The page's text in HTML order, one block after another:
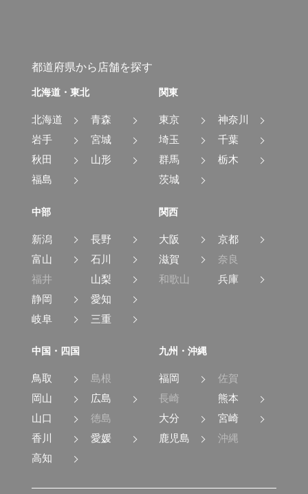
都道府県から店舗を探す
北海道・東北
北海道
青森
岩手
宮城
秋田
山形
福島
関東
東京
神奈川
埼玉
千葉
群馬
栃木
茨城
中部
新潟
長野
富山
石川
福井
山梨
静岡
愛知
岐阜
三重
関西
大阪
京都
滋賀
奈良
和歌山
兵庫
中国・四国
鳥取
島根
岡山
広島
山口
徳島
香川
愛媛
高知
九州・沖縄
福岡
佐賀
長崎
熊本
大分
宮崎
鹿児島
沖縄